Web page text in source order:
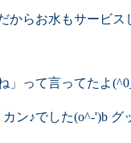
らお水もサービ
」って言ってたよ
ン♪でした(o^-')b グ